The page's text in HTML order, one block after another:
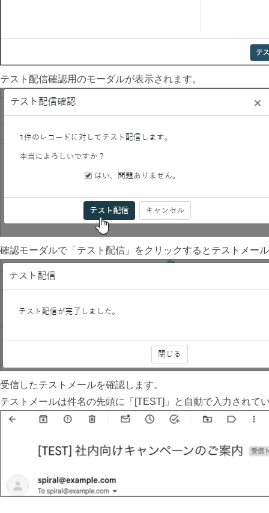
テスト配信確認用のモーダルが表示されます。
確認モーダルで「テスト配信」をクリックするとテストメー
受信したテストメールを確認します。
テストメールは件名の先頭に「[TEST]」と自動で入力されて